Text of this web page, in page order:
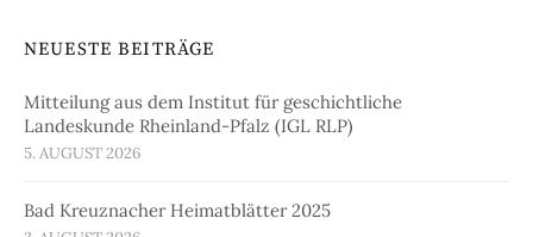
NEUESTE BEITRÄGE
Mitteilung aus dem Institut für geschichtliche
Landeskunde Rheinland-Pfalz (IGL RLP)
5. AUGUST 2026
Bad Kreuznacher Heimatblätter 2025